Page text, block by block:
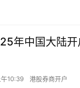
年中国大陆开
10:39 港股券商开户